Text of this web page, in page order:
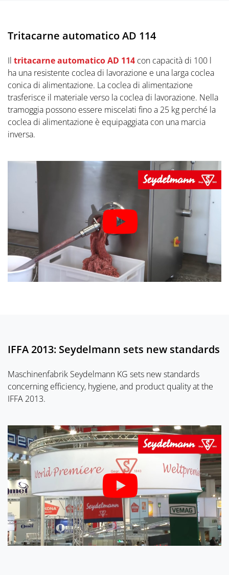
Tritacarne automatico AD 114
Il tritacarne automatico AD 114 con capacità di 100 l
ha una resistente coclea di lavorazione e una larga coclea
conica di alimentazione. La coclea di alimentazione
trasferisce il materiale verso la coclea di lavorazione. Nella
tramoggia possono essere miscelati fino a 25 kg perché la
coclea di alimentazione è equipaggiata con una marcia
inversa.
IFFA 2013: Seydelmann sets new standards
Maschinenfabrik Seydelmann KG sets new standards
concerning efficiency, hygiene, and product quality at the
IFFA 2013.